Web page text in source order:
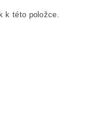
k této položce.